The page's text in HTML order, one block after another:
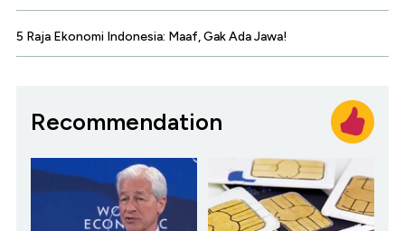
5 Raja Ekonomi Indonesia: Maaf, Gak Ada Jawa!
Recommendation